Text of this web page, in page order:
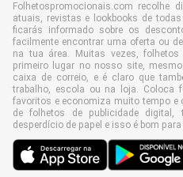
Folhetospromocionais.com recolhe
atuais, revistas e lookbooks de
ficarás informado sobre os
facilmente encontrar uma oferta ou
na tua área. Muitas vezes,
primeiro lugar no nosso site,
caixa de correio, e é claro que
trabalho, escola ou na loja. Coloca
favoritos e economiza muito tempo e
de folhetos de publicidade digital,
desperdício de papel e isso é bom